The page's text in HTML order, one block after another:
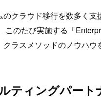
クラウド移行を数多く
このたび実施する「
ラスメソッドのノウハ
ティングパー